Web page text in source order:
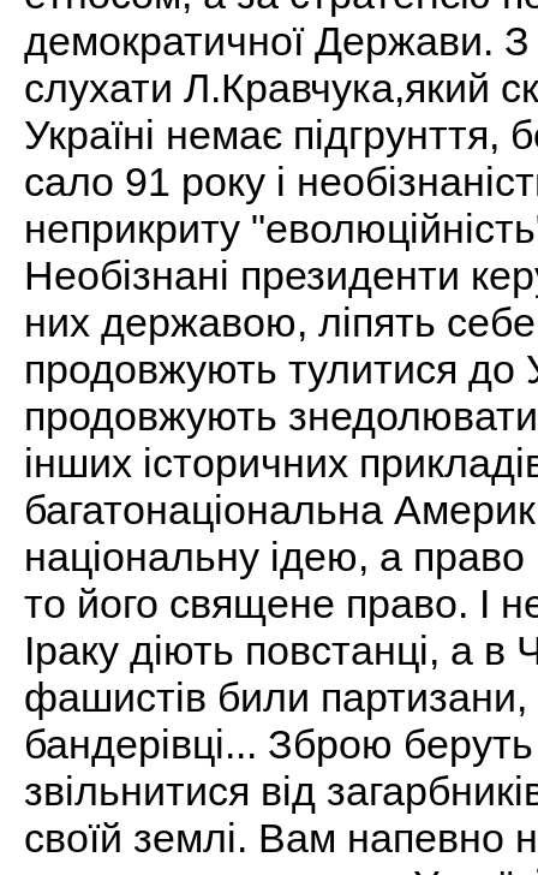
демократичної Держави. З
слухати Л.Кравчука,який
Україні немає
сало 91 року і
неприкриту
Необізнані президенти
них державою, ліпять
продовжують тулитися до
продовжують
інших історичних
багатонаціональна
національну ідею, а
то його священе право. І
Іраку діють повстанці, а
фашистів били
бандерівці... Зброю
звільнитися від
своїй землі. Вам напевно